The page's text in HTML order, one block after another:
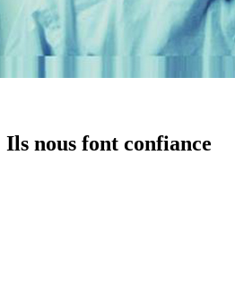
Ils nous font confiance